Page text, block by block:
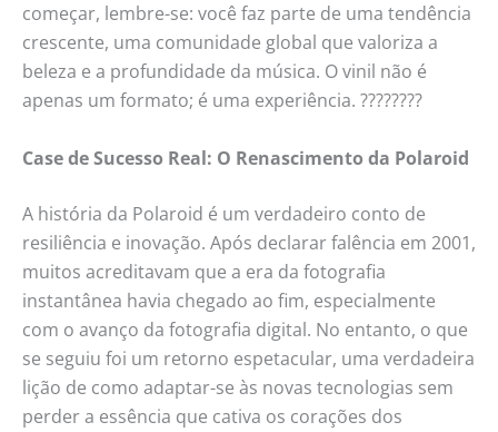
começar, lembre-se: você faz parte de uma tendência
crescente, uma comunidade global que valoriza a
beleza e a profundidade da música. O vinil não é
apenas um formato; é uma experiência. ????????
Case de Sucesso Real: O Renascimento da Polaroid
A história da Polaroid é um verdadeiro conto de
resiliência e inovação. Após declarar falência em 2001,
muitos acreditavam que a era da fotografia
instantânea havia chegado ao fim, especialmente
com o avanço da fotografia digital. No entanto, o que
se seguiu foi um retorno espetacular, uma verdadeira
lição de como adaptar-se às novas tecnologias sem
perder a essência que cativa os corações dos